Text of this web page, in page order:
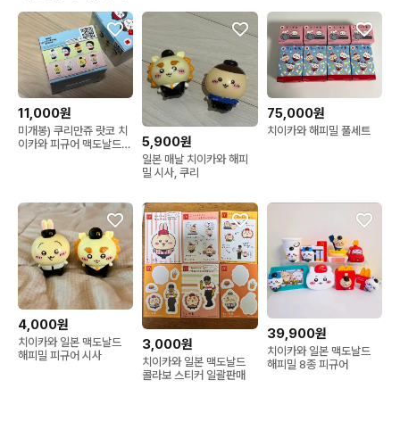
11,000원
미개봉) 쿠리만쥬 랏코 치
이카와 피규어 맥도날드
5,900원
일본 매날 치이카와 해피
밀 시사, 쿠리
75,000원
치이카와 해피밀 풀세트
4,000원
치이카와 일본 맥도날드
해피밀 피규어 시사
3,000원
치이카와 일본 맥도날드
콜라보 스티커 일괄판매
39,900원
치이카와 일본 맥도날드
해피밀 8종 피규어